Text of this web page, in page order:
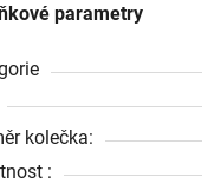
parametry
kolečka:
: